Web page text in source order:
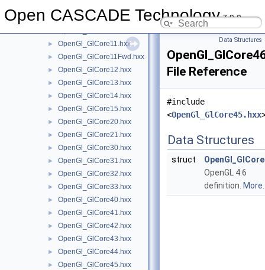
Open CASCADE Technology7.9.0
► OpenGl_FrameStats.hxx
► OpenGl_GlCore11.hxx
► OpenGl_GlCore11Fwd.hxx
► OpenGl_GlCore12.hxx
► OpenGl_GlCore13.hxx
► OpenGl_GlCore14.hxx
► OpenGl_GlCore15.hxx
► OpenGl_GlCore20.hxx
► OpenGl_GlCore21.hxx
► OpenGl_GlCore30.hxx
► OpenGl_GlCore31.hxx
► OpenGl_GlCore32.hxx
► OpenGl_GlCore33.hxx
► OpenGl_GlCore40.hxx
► OpenGl_GlCore41.hxx
► OpenGl_GlCore42.hxx
► OpenGl_GlCore43.hxx
► OpenGl_GlCore44.hxx
► OpenGl_GlCore45.hxx
Data Structures
File Reference
#include
<OpenGl_GlCore45.hxx
Data Structures
struct
OpenGL 4.6
definition.